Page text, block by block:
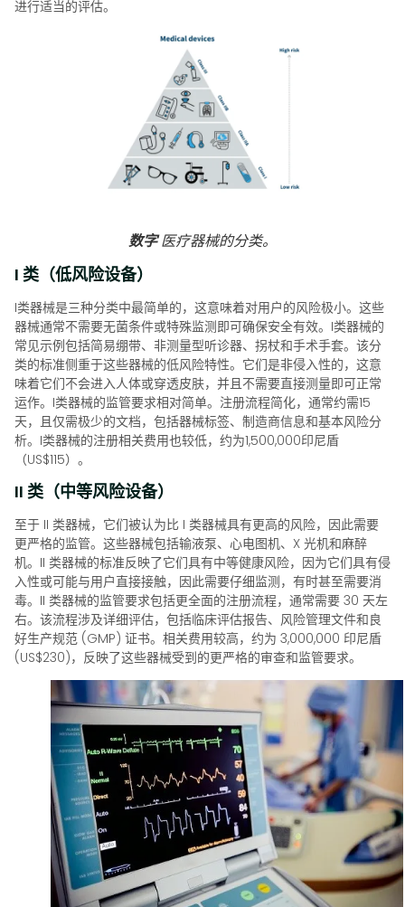
进行适当的评估。
数字医疗器械的分类。
I 类（低风险设备）
I类器械是三种分类中最简单的，这意味着对用户的风险极小。这些
器械通常不需要无菌条件或特殊监测即可确保安全有效。I类器械的
常见示例包括简易绷带、非测量型听诊器、拐杖和手术手套。该分
类的标准侧重于这些器械的低风险特性。它们是非侵入性的，这意
味着它们不会进入人体或穿透皮肤，并且不需要直接测量即可正常
运作。I类器械的监管要求相对简单。注册流程简化，通常约需15
天，且仅需极少的文档，包括器械标签、制造商信息和基本风险分
析。I类器械的注册相关费用也较低，约为1,500,000印尼盾
（US$115）。
II 类（中等风险设备）
至于 II 类器械，它们被认为比 I 类器械具有更高的风险，因此需要
更严格的监管。这些器械包括输液泵、心电图机、X 光机和麻醉
机。II 类器械的标准反映了它们具有中等健康风险，因为它们具有侵
入性或可能与用户直接接触，因此需要仔细监测，有时甚至需要消
毒。II 类器械的监管要求包括更全面的注册流程，通常需要 30 天左
右。该流程涉及详细评估，包括临床评估报告、风险管理文件和良
好生产规范 (GMP) 证书。相关费用较高，约为 3,000,000 印尼盾
(US$230)，反映了这些器械受到的更严格的审查和监管要求。